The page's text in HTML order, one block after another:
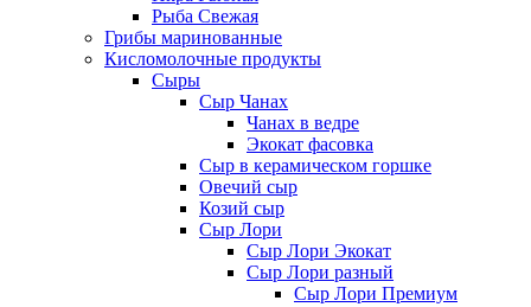
Рыба Свежая
Грибы маринованные
Кисломолочные продукты
Сыры
Сыр Чанах
Чанах в ведре
Экокат фасовка
Сыр в керамическом горшке
Овечий сыр
Козий сыр
Сыр Лори
Сыр Лори Экокат
Сыр Лори разный
Сыр Лори Премиум